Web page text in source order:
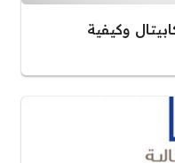
وكيفية